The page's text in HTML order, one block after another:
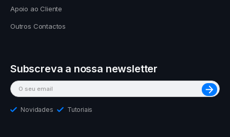
Apoio ao Cliente
Outros Contactos
Subscreva a nossa newsletter
Novidades Tutoriais